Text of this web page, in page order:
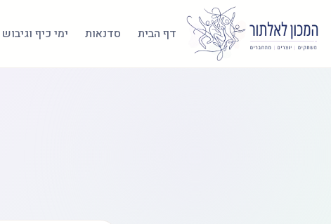
דף הבית סדנאות ימי כיף וגיבוש